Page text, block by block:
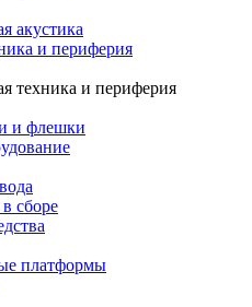
акустика
и периферия
техника и периферия
и флешки
сборе
платформы